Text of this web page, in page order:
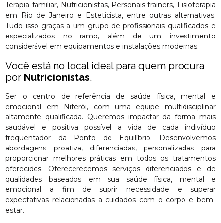
Terapia familiar, Nutricionistas, Personais trainers, Fisioterapia
em Rio de Janeiro e Esteticista, entre outras alternativas.
Tudo isso graças a um grupo de profissionais qualificados e
especializados no ramo, além de um investimento
considerável em equipamentos e instalações modernas.
Você está no local ideal para quem procura
por Nutricionistas.
Ser o centro de referência de saúde física, mental e
emocional em Niterói, com uma equipe multidisciplinar
altamente qualificada. Queremos impactar da forma mais
saudável e positiva possível a vida de cada indivíduo
frequentador da Ponto de Equilíbrio. Desenvolvemos
abordagens proativa, diferenciadas, personalizadas para
proporcionar melhores práticas em todos os tratamentos
oferecidos. Oferecerecemos serviços diferenciados e de
qualidades baseados em sua saúde física, mental e
emocional a fim de suprir necessidade e superar
expectativas relacionadas a cuidados com o corpo e bem-
estar.